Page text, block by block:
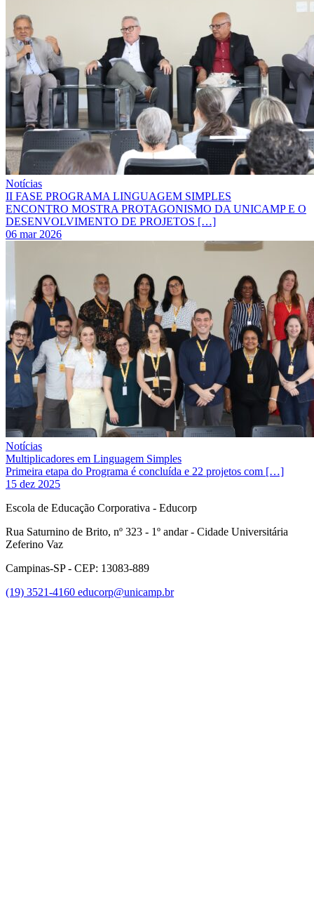
Notícias
II FASE PROGRAMA LINGUAGEM SIMPLES
ENCONTRO MOSTRA PROTAGONISMO DA UNICAMP E O
DESENVOLVIMENTO DE PROJETOS […]
06 mar 2026
Notícias
Multiplicadores em Linguagem Simples
Primeira etapa do Programa é concluída e 22 projetos com […]
15 dez 2025
Escola de Educação Corporativa - Educorp
Rua Saturnino de Brito, nº 323 - 1º andar - Cidade Universitária
Zeferino Vaz
Campinas-SP - CEP: 13083-889
(19) 3521-4160 educorp@unicamp.br